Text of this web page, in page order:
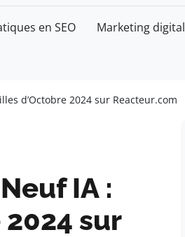
en SEO Marketing digital
d’Octobre 2024 sur Reacteur.com
IA :
sur